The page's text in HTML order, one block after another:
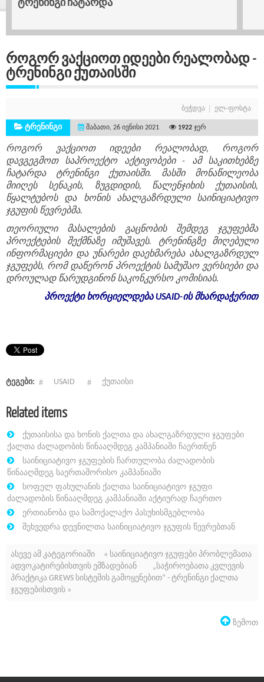
Როგორ Ვაქციოთ Იდეები Რეალობად -
Ტრენინგი Ქუთაისში
ბეჭდვა ელ-ფოსტა
ტრენინგი შაბათი, 26 ივნისი 2021 1922 ჯერ
როგორ ვაქციოთ იდეები რეალობად, როგორ
დავგეგმოთ საპროექტო აქტივობები - ამ საკითხებზე
ჩატარდა ტრენინგი ქუთაისში. მასში მონაწილეობა
მიიღეს სენაკის, ზუგდიდის, წალენჯიხის ქუთაისის,
წყალტუბოს და ხონის ახალგაზრდული საინიციატივო
ჯგუფის წევრებმა.
თეორიული მასალების გაცნობის შემდეგ ჯგუფებმა
პროექტების შექმნაზე იმუშავეს. ტრენინგზე მიღებული
ინფორმაციები და უნარები დაეხმარება ახალგაზრდულ
ჯგუფებს, რომ დაწერონ პროექტის სამუშაო ვერსიები და
დროულად წარუდგინონ საკონკურსო კომისიას.
პროექტი ხორციელდება USAID-ის მხარდაჭერით
ტეგები: USAID ქუთაისი
Related items
ქუთაისისა და ხონის ქალთა და ახალგაზრდული ჯგუფები
ქალთა ძალადობის წინააღმდეგ კამპანიაში ჩაერთნენ
საინიციატივო ჯგუფების ჩართულობა ძალადობის
წინააღმდეგ საერთაშორისო კამპანიაში
სოფელ ფახულანის ქალთა საინიციატივო ჯგუფი
ძალადობის წინააღმდეგ კამპანიაში აქტიურად ჩაერთო
ერთიანობა და სამოქალაქო პასუხისმგებლობა
შეხვედრა დევნილთა საინიციატივო ჯგუფის წევრებთან
ასევე ამ კატეგორიაში
« საინიციატივო ჯგუფები პრობლემათა
ადვოკატირებისთვის ემზადებიან
„საჭიროებათა კვლევის
პრაქტიკა GREWS სისტემის გამოყენებით“ - ტრენინგი ქალთა
ჯგუფებისთვის »
Ზემოთ